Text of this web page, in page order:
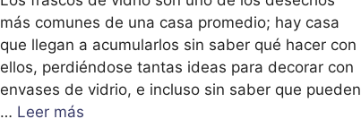
más comunes de una casa promedio; hay casa
que llegan a acumularlos sin saber qué hacer con
ellos, perdiéndose tantas ideas para decorar con
envases de vidrio, e incluso sin saber que pueden
… Leer más